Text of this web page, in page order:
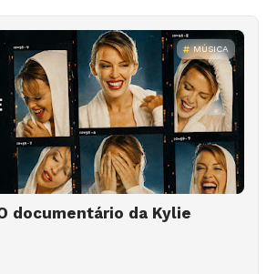
MÚSICA
documentário da Kylie